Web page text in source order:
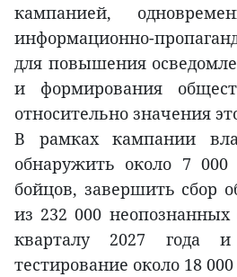
кампанией,
информационно-
для повышения
и формирования
относительно значения
В рамках кампании
обнаружить около 7
бойцов, завершить сбор
из 232 000
кварталу 2027 года
тестирование около 18